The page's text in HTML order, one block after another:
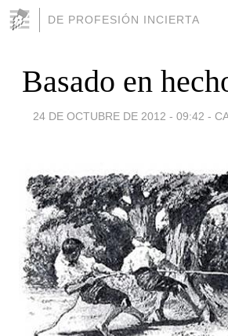
DE PROFESIÓN INCIERTA
Basado en
24 DE OCTUBRE DE 2012 - 09:42 -